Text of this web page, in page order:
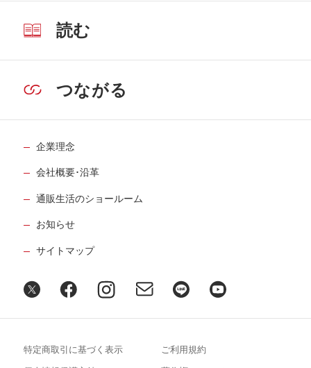
読む
つながる
企業理念
会社概要･沿革
通販生活のショールーム
お知らせ
サイトマップ
特定商取引に基づく表示 ご利用規約